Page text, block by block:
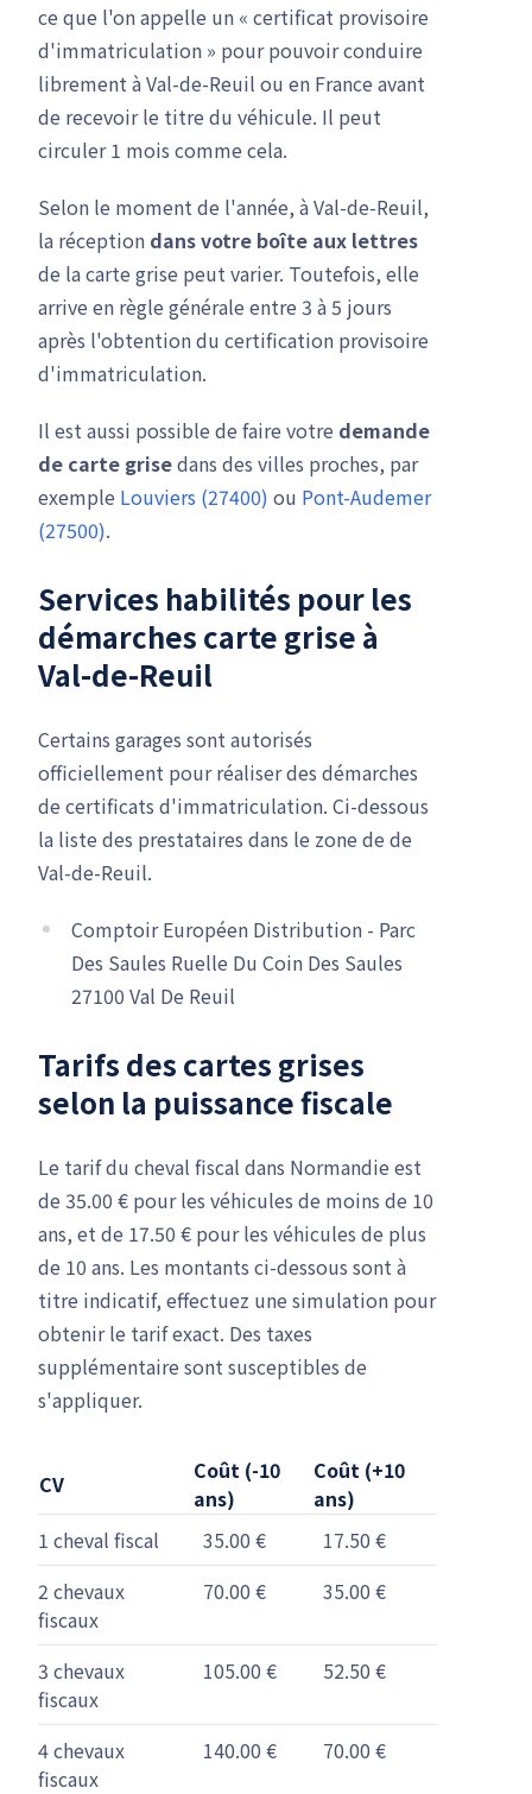
ce que l'on appelle un « certificat provisoire
d'immatriculation » pour pouvoir conduire
librement à Val-de-Reuil ou en France avant
de recevoir le titre du véhicule. Il peut
circuler 1 mois comme cela.
Selon le moment de l'année, à Val-de-Reuil,
la réception dans votre boîte aux lettres
de la carte grise peut varier. Toutefois, elle
arrive en règle générale entre 3 à 5 jours
après l'obtention du certification provisoire
d'immatriculation.
Il est aussi possible de faire votre demande
de carte grisedans des villes proches, par
exemple Louviers (27400) ou Pont-Audemer
(27500).
Services habilités pour les
démarches carte grise à
Val-de-Reuil
Certains garages sont autorisés
officiellement pour réaliser des démarches
de certificats d'immatriculation. Ci-dessous
la liste des prestataires dans le zone de de
Val-de-Reuil.
Comptoir Européen Distribution - Parc
Des Saules Ruelle Du Coin Des Saules
27100 Val De Reuil
Tarifs des cartes grises
selon la puissance fiscale
Le tarif du cheval fiscal dans Normandie est
de 35.00 € pour les véhicules de moins de 10
ans, et de 17.50 € pour les véhicules de plus
de 10 ans. Les montants ci-dessous sont à
titre indicatif, effectuez une simulation pour
obtenir le tarif exact. Des taxes
supplémentaire sont susceptibles de
s'appliquer.
CV
Coût (-10
ans)
Coût (+10
ans)
1 cheval fiscal
35.00 €
17.50 €
2 chevaux
fiscaux
70.00 € 35.00 €
3 chevaux
fiscaux
105.00 € 52.50 €
4 chevaux
fiscaux
140.00 € 70.00 €